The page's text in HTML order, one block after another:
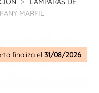
LÁMPARAS DE
MARFIL
finaliza el 31/08/2026